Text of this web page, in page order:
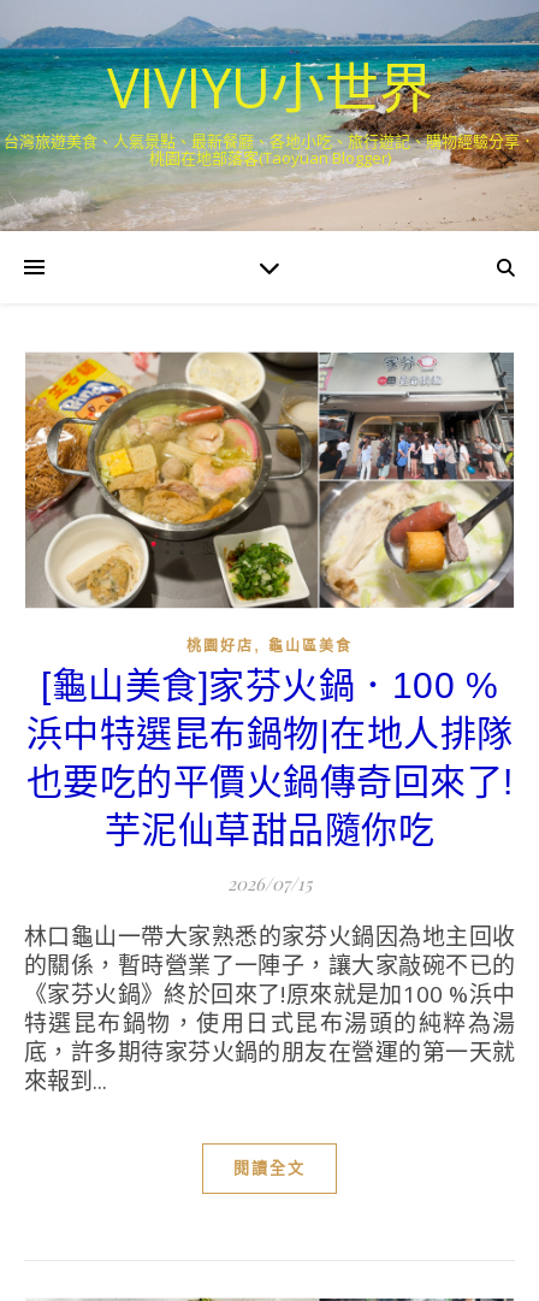
VIVIYU小世界
台灣旅遊美食、人氣景點、最新餐廳、各地小吃、旅行遊記、購物經驗分享．
桃園在地部落客(Taoyuan Blogger)
桃園好店 , 龜山區美食
[龜山美食]家芬火鍋．100 %
浜中特選昆布鍋物|在地人排隊
也要吃的平價火鍋傳奇回來了!
芋泥仙草甜品隨你吃
2026/07/15
林口龜山一帶大家熟悉的家芬火鍋因為地主回收
的關係，暫時營業了一陣子，讓大家敲碗不已的
《家芬火鍋》終於回來了!原來就是加100 %浜中
特選昆布鍋物，使用日式昆布湯頭的純粹為湯
底，許多期待家芬火鍋的朋友在營運的第一天就
來報到...
閱讀全文